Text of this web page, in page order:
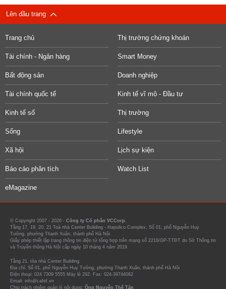
Lên đầu trang
Trang chủ Thị trường chứng khoán
Tài chính - Ngân hàng Smart Money
Bất động sản Doanh nghiệp
Tài chính quốc tế Kinh tế vĩ mô - Đầu tư
Kinh tế số Thị trường
Sống Lifestyle
Xã hội Lịch sự kiện
Báo cáo phân tích Watch List
eMagazine
© Copyright 2007 - 2026 - Công ty Cổ phần VCCorp.
Tầng 17, 19, 20, 21 Toà nhà Center Building - Hapulico Complex, Số 01, phố Nguyễn Huy
Tưởng, phường Thanh Xuân, thành phố Hà Nội
Giấy phép thiết lập trang thông tin điện tử tổng hợp trên mạng số 2216/GP-TTĐT do Sở Thông tin
và Truyền thông Hà Nội cấp ngày 10 tháng 4 năm 2019.
Tầng 21, tòa nhà Center Building.
Địa chỉ: Số 01, phố Nguyễn Huy Tưởng, phường Thanh Xuân, thành phố Hà Nội
Điện thoại: 024 7309 5555 Máy lẻ 292. Fax: 024-39744082
Email: info@cafef.vn
Chịu trách nhiệm quản lý nội dung: Ông Nguyễn Thế Tân